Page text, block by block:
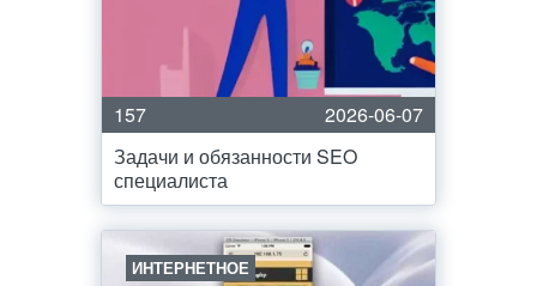
157
2026-06-07
Задачи и обязанности SEO
специалиста
ИНТЕРНЕТНОЕ